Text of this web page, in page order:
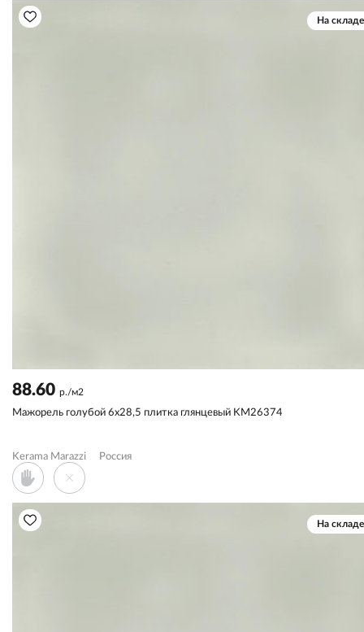
На складе
88.60 р./м2
Мажорель голубой 6x28,5 плитка глянцевый KM26374
Kerama Marazzi Россия
На складе